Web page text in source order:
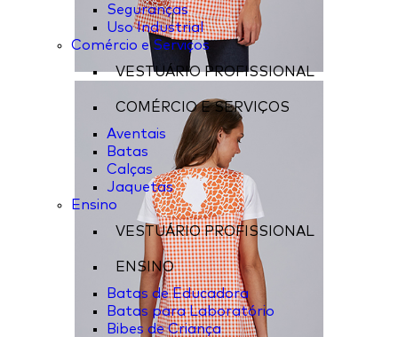
Seguranças
Uso Industrial
Comércio e Serviços
VESTUÁRIO PROFISSIONAL
COMÉRCIO E SERVIÇOS
Aventais
Batas
Calças
Jaquetas
Ensino
VESTUÁRIO PROFISSIONAL
ENSINO
Batas de Educadora
Batas para Laboratório
Bibes de Criança